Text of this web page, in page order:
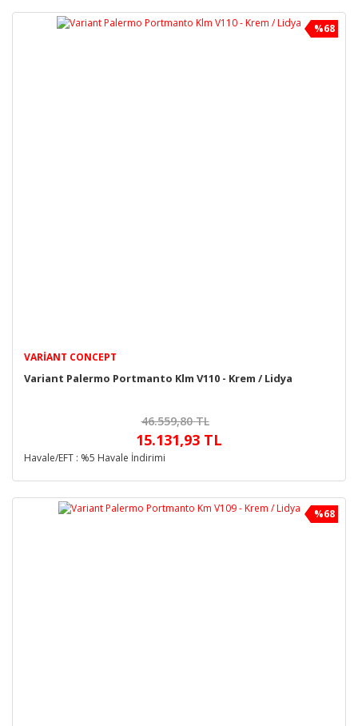
%68
VARIANT CONCEPT
Variant Palermo Portmanto Klm V110 - Krem / Lidya
46.559,80 TL
15.131,93 TL
Havale/EFT : %5 Havale İndirimi
%68